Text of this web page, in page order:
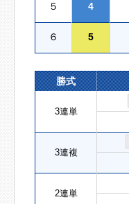
５ 4
６ 5
勝式
3連単
3連複
2連単